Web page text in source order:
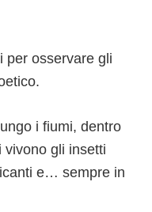
per osservare gli
i fiumi, dentro
vivono gli insetti
e… sempre in